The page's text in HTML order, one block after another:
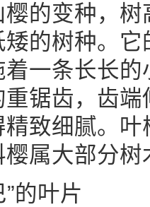
樱的变种，
的树种。
一条长长
锯齿，齿
致细腻。
属大部分
”的叶片